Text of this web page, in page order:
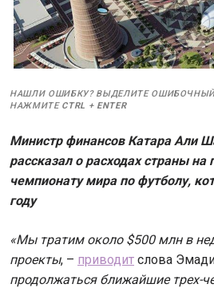
НАШЛИ ОШИБКУ? ВЫДЕЛИТЕ
НАЖМИТЕ CTRL + ENTER
Министр финансов Катара Али
рассказал о расходах страны на
чемпионату мира по футболу,
году
«Мы тратим около $500 млн в
проекты, – приводит слова
продолжаться ближайшие трех-